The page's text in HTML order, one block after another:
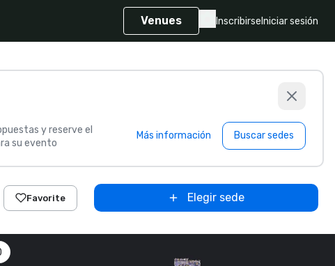
Venues Inscribirse Iniciar sesión
y reserve el
su evento
Más información Buscar sedes
Favorite Elegir sede